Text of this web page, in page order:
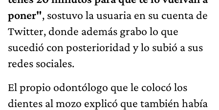
poner", sostuvo la usuaria en su cuenta de
Twitter, donde además grabo lo que
sucedió con posterioridad y lo subió a sus
redes sociales.
El propio odontólogo que le colocó los
dientes al mozo explicó que también había